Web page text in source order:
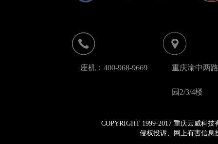
座机：400-968-9669 重庆渝中两
园2/3/4楼
COPYRIGHT 1999-2017 重庆云威科
侵权投诉、网上有害信息